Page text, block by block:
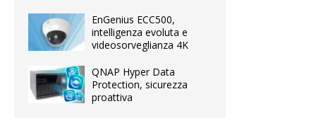
EnGenius ECC500,
intelligenza evoluta e
videosorveglianza 4K
QNAP Hyper Data
Protection, sicurezza
proattiva